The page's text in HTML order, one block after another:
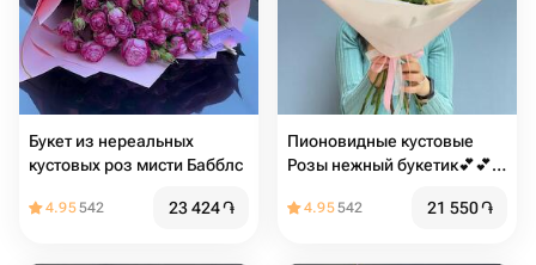
Букет из нереальных
кустовых роз мисти Бабблс
4.95542 23 424֏
Пионовидные кустовые
Розы нежный букетик💕💕
4.95542 21 550֏